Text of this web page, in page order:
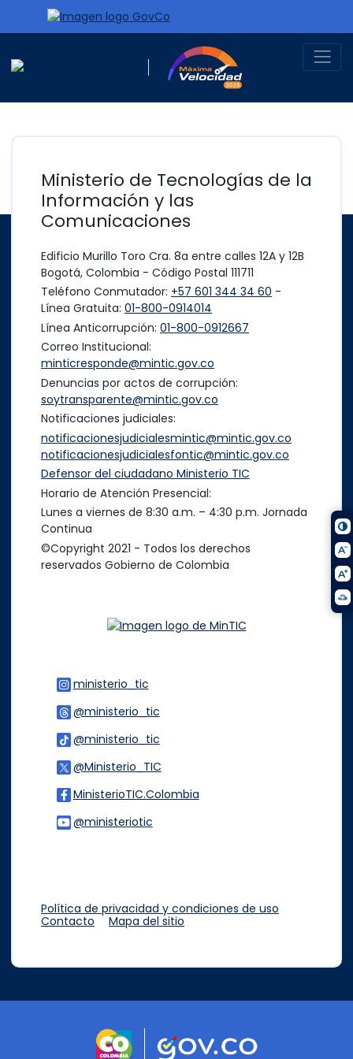
Ir al contenido principal
Logo del Ministerio TIC
Máxima Velocidad
Ministerio de Tecnologías de la
Información y las
Comunicaciones
Edificio Murillo Toro Cra. 8a entre calles 12A y 12B
Bogotá, Colombia - Código Postal 111711
Teléfono Conmutador: +57 601 344 34 60 -
Línea Gratuita: 01-800-0914014
Línea Anticorrupción: 01-800-0912667
Correo Institucional:
minticresponde@mintic.gov.co
Denuncias por actos de corrupción:
soytransparente@mintic.gov.co
Notificaciones judiciales:
notificacionesjudicialesmintic@mintic.gov.co
notificacionesjudicialesfontic@mintic.gov.co
Defensor del ciudadano Ministerio TIC
Horario de Atención Presencial:
Lunes a viernes de 8:30 a.m. – 4:30 p.m. Jornada
Continua
©Copyright 2021 - Todos los derechos
reservados Gobierno de Colombia
ministerio_tic
@ministerio_tic
@ministerio_tic
@Ministerio_TIC
MinisterioTIC.Colombia
@ministeriotic
Política de privacidad y condiciones de uso
Contacto
Mapa del sitio
Logo marca Colombia